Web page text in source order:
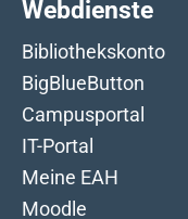
Webdienste
Bibliothekskonto
BigBlueButton
Campusportal
IT-Portal
Meine EAH
Moodle